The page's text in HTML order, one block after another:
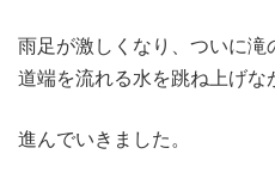
雨足が激しくなり、ついに
道端を流れる水を跳ね上げな
進んでいきました。